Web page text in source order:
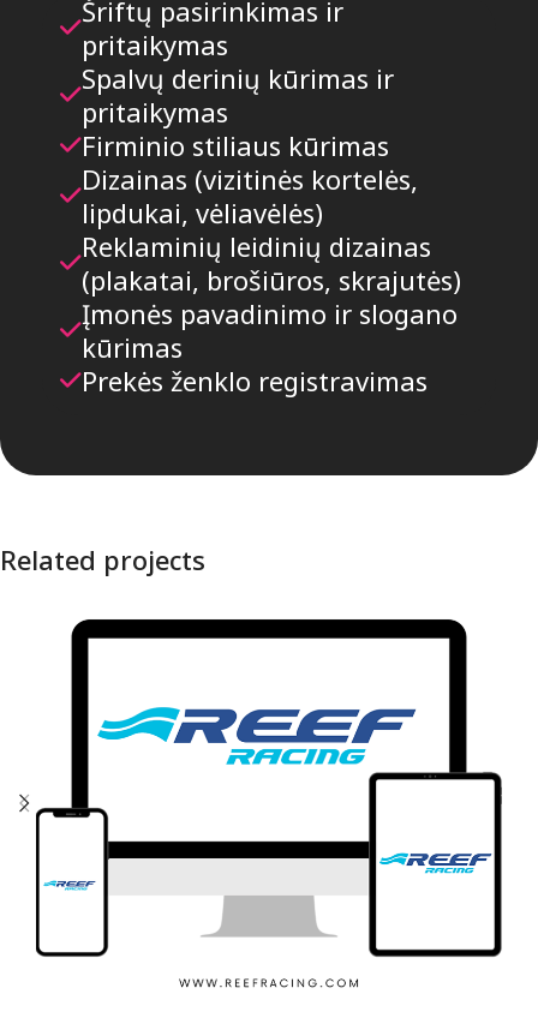
Šriftų pasirinkimas ir
pritaikymas
Spalvų derinių kūrimas ir
pritaikymas
Firminio stiliaus kūrimas
Dizainas (vizitinės kortelės,
lipdukai, vėliavėlės)
Reklaminių leidinių dizainas
(plakatai, brošiūros, skrajutės)
Įmonės pavadinimo ir slogano
kūrimas
Prekės ženklo registravimas
Related projects